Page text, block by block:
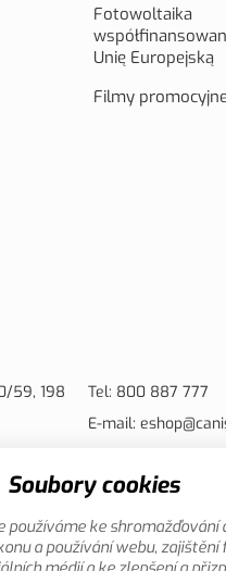
Fotowoltaika
Unię Europejską
Filmy
59, 198
Tel: 800 887 777
E-mail:
Soubory cookies
používáme ke shromažďování
a používání webu, zajištění